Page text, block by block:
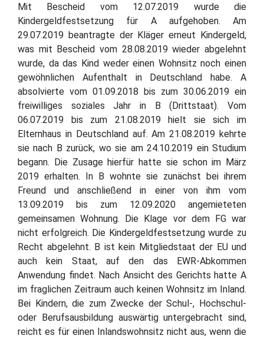
Mit Bescheid vom 12.07.2019 wurde die
Kindergeldfestsetzung für A aufgehoben. Am
29.07.2019 beantragte der Kläger erneut Kindergeld,
was mit Bescheid vom 28.08.2019 wieder abgelehnt
wurde, da das Kind weder einen Wohnsitz noch einen
gewöhnlichen Aufenthalt in Deutschland habe. A
absolvierte vom 01.09.2018 bis zum 30.06.2019 ein
freiwilliges soziales Jahr in B (Drittstaat). Vom
06.07.2019 bis zum 21.08.2019 hielt sie sich im
Elternhaus in Deutschland auf. Am 21.08.2019 kehrte
sie nach B zurück, wo sie am 24.10.2019 ein Studium
begann. Die Zusage hierfür hatte sie schon im März
2019 erhalten. In B wohnte sie zunächst bei ihrem
Freund und anschließend in einer von ihm vom
13.09.2019 bis zum 12.09.2020 angemieteten
gemeinsamen Wohnung. Die Klage vor dem FG war
nicht erfolgreich. Die Kindergeldfestsetzung wurde zu
Recht abgelehnt. B ist kein Mitgliedstaat der EU und
auch kein Staat, auf den das EWR-Abkommen
Anwendung findet. Nach Ansicht des Gerichts hatte A
im fraglichen Zeitraum auch keinen Wohnsitz im Inland.
Bei Kindern, die zum Zwecke der Schul-, Hochschul-
oder Berufsausbildung auswärtig untergebracht sind,
reicht es für einen Inlandswohnsitz nicht aus, wenn die